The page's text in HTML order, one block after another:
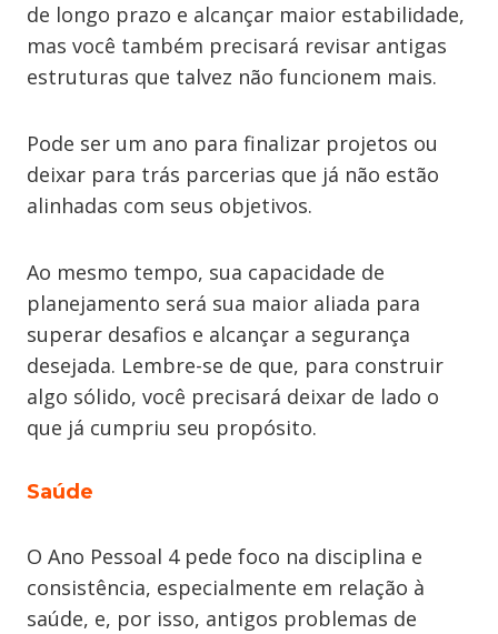
de longo prazo e alcançar maior estabilidade,
mas você também precisará revisar antigas
estruturas que talvez não funcionem mais.
Pode ser um ano para finalizar projetos ou
deixar para trás parcerias que já não estão
alinhadas com seus objetivos.
Ao mesmo tempo, sua capacidade de
planejamento será sua maior aliada para
superar desafios e alcançar a segurança
desejada. Lembre-se de que, para construir
algo sólido, você precisará deixar de lado o
que já cumpriu seu propósito.
Saúde
O Ano Pessoal 4 pede foco na disciplina e
consistência, especialmente em relação à
saúde, e, por isso, antigos problemas de